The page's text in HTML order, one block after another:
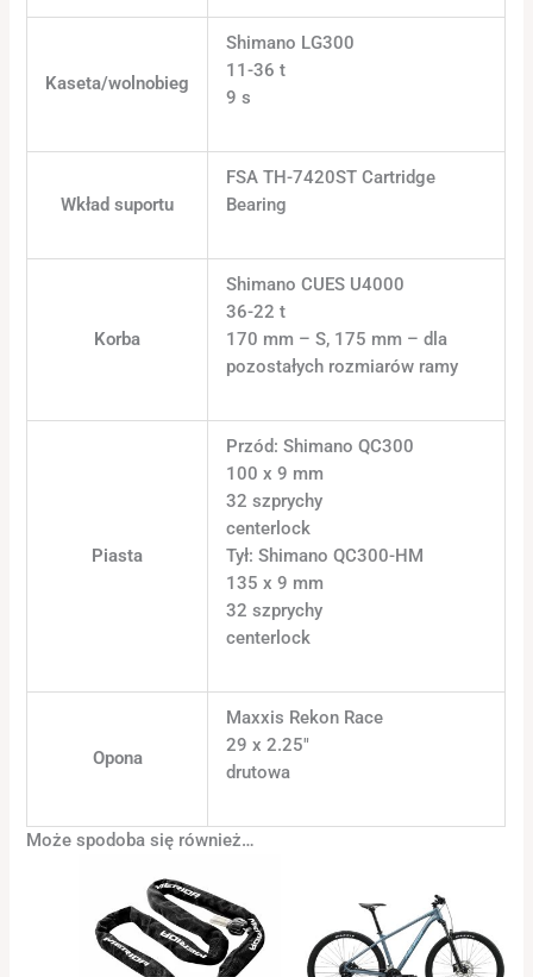
Kaseta/wolnobieg
Shimano LG300
11-36 t
9 s
Wkład suportu
FSA TH-7420ST Cartridge
Bearing
Korba
Shimano CUES U4000
36-22 t
170 mm – S, 175 mm – dla
pozostałych rozmiarów ramy
Piasta
Przód: Shimano QC300
100 x 9 mm
32 szprychy
centerlock
Tył: Shimano QC300-HM
135 x 9 mm
32 szprychy
centerlock
Opona
Maxxis Rekon Race
29 x 2.25"
drutowa
Może spodoba się również…